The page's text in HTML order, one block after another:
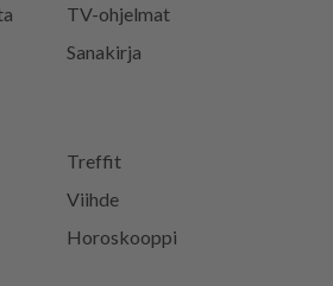
Treffit
Viihde
Horoskooppi
TV-ohjelmat
Sanakirja